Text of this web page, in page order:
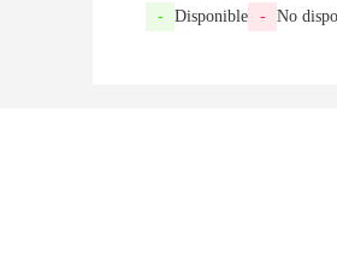
- Disponible - No